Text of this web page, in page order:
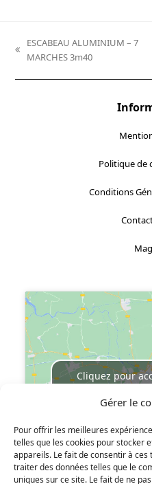
Gérer le
Pour offrir les meilleures
telles que les cookies pour stocker
appareils. Le fait de consentir à
traiter des données telles que le
uniques sur ce site. Le fait de ne
previous
ESCABEAU ALUMINIUM – 7
MARCHES 3m40
Politique de
Conditions
Cliquez pour